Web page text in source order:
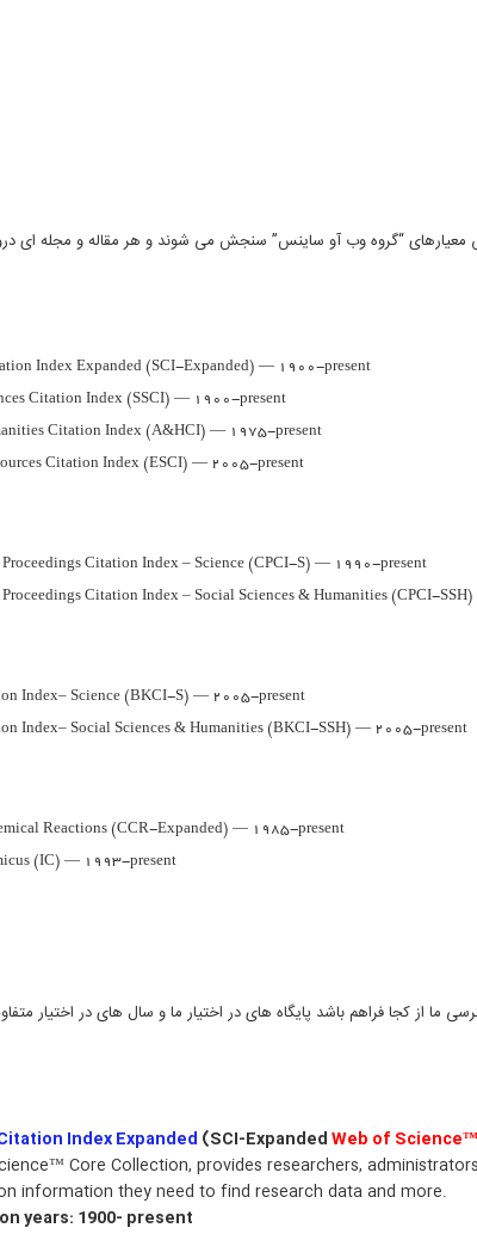
معیارهای “گروه وب آو ساینس” سنجش می شوند و هر مقاله و مجله ای
Index Expanded (SCI-Expanded) — 1900-present
Citation Index (SSCI) — 1900-present
Citation Index (A&HCI) — 1975-present
Citation Index (ESCI) — 2005-present
Proceedings Citation Index – Science (CPCI-S) — 1990-present
Proceedings Citation Index – Social Sciences & Humanities (CPCI-
Index– Science (BKCI-S) — 2005-present
Index– Social Sciences & Humanities (BKCI-SSH) — 2005-present
Reactions (CCR-Expanded) — 1985-present
(IC) — 1993-present
ما از کجا فراهم باشد پایگاه های در اختیار ما و سال های در اختیار
Index Expanded (SCI-ExpandedWeb of
Core Collection, provides researchers,
information they need to find research data and more.
years: 1900- present